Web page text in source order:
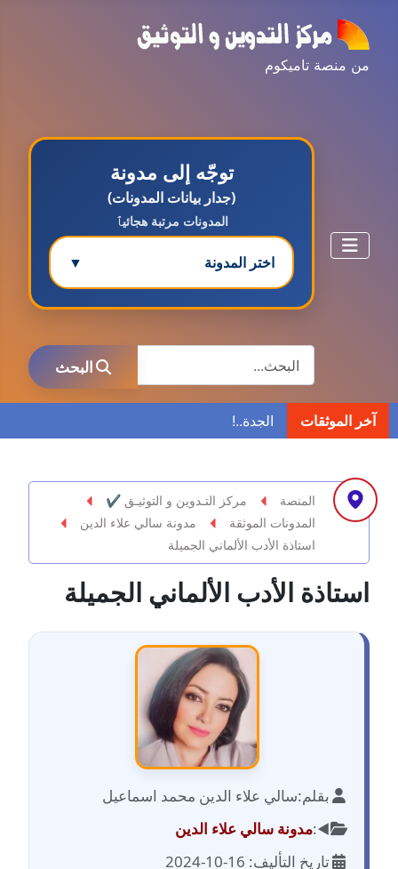
من منصة تاميكوم
توجّه إلى مدونة
(جدار بيانات المدونات)
المدونات مرتبة هجائيٱ
اختر المدونة ▼
مدونة ابراهيم البراعم
عاملة
مدونة احمد ابراهيم
عاملة
مدونة أحمد أبو الدهب
مدونة احمد البحيري
مدونة أحمد الجمال
عاملة
مدونة احمد الحسيني
عاملة
البحث
البحث
آخر الموثقات
المنصة
مركز التـدوين و التوثيـق ✔
المدونات الموثقة
مدونة سالي علاء الدين
استاذة الأدب الألماني الجميلة
استاذة الأدب الألماني الجميلة
بقلم:سالي علاء الدين محمد اسماعيل
◀️:مدونة سالي علاء الدين
تاريخ التأليف: 16-10-2024